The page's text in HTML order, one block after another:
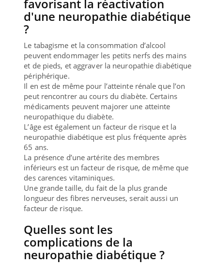
favorisant la réactivation
d'une neuropathie diabétique
?
Le tabagisme et la consommation d’alcool
peuvent endommager les petits nerfs des mains
et de pieds, et aggraver la neuropathie diabétique
périphérique.
Il en est de même pour l’atteinte rénale que l’on
peut rencontrer au cours du diabète. Certains
médicaments peuvent majorer une atteinte
neuropathique du diabète.
L’âge est également un facteur de risque et la
neuropathie diabétique est plus fréquente après
65 ans.
La présence d’une artérite des membres
inférieurs est un facteur de risque, de même que
des carences vitaminiques.
Une grande taille, du fait de la plus grande
longueur des fibres nerveuses, serait aussi un
facteur de risque.
Quelles sont les
complications de la
neuropathie diabétique ?